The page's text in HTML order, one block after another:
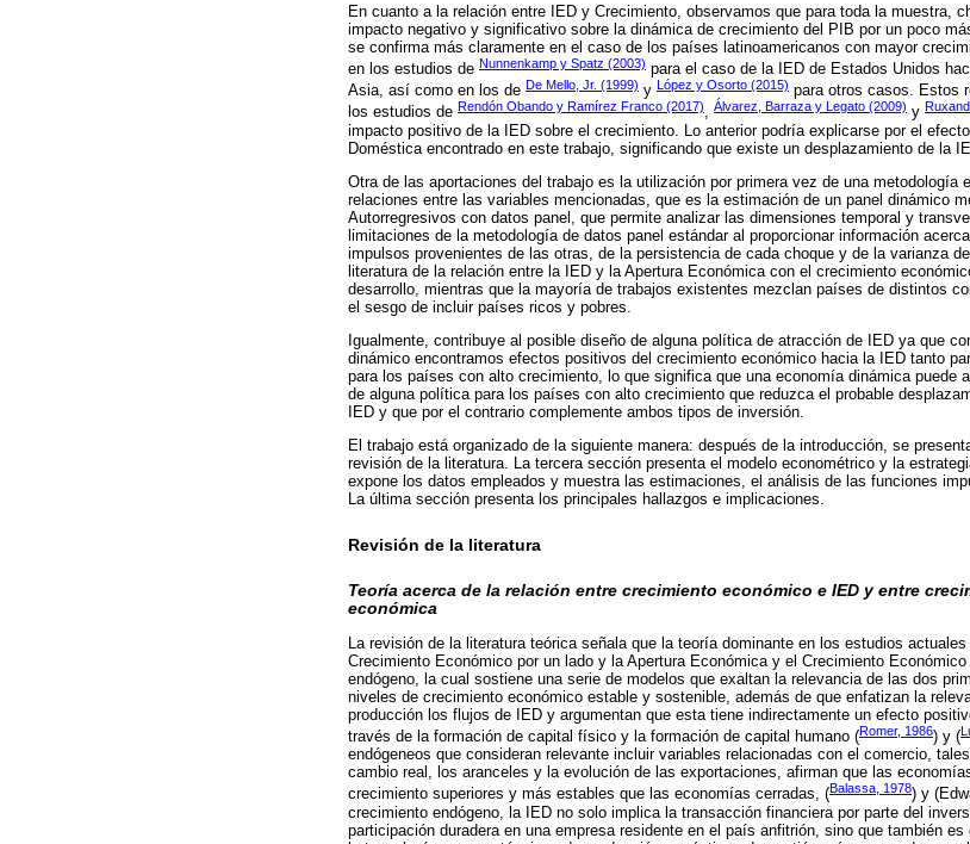
En cuanto a la relación entre IED y Crecimiento, observamos que para toda la muestra,
impacto negativo y significativo sobre la dinámica de crecimiento del PIB por un poco
se confirma más claramente en el caso de los países latinoamericanos con mayor
en los estudios de Nunnenkamp y Spatz (2003) para el caso de la IED de Estados Unidos
Asia, así como en los de De Mello, Jr. (1999) y López y Osorto (2015) para otros casos. Estos
los estudios de Rendón Obando y Ramírez Franco (2017), Álvarez, Barraza y Legato (2009) y
impacto positivo de la IED sobre el crecimiento. Lo anterior podría explicarse por el
Doméstica encontrado en este trabajo, significando que existe un desplazamiento de la
Otra de las aportaciones del trabajo es la utilización por primera vez de una metodología
relaciones entre las variables mencionadas, que es la estimación de un panel dinámico
Autorregresivos con datos panel, que permite analizar las dimensiones temporal y
limitaciones de la metodología de datos panel estándar al proporcionar información
impulsos provenientes de las otras, de la persistencia de cada choque y de la varianza
literatura de la relación entre la IED y la Apertura Económica con el crecimiento
desarrollo, mientras que la mayoría de trabajos existentes mezclan países de distintos
el sesgo de incluir países ricos y pobres.
Igualmente, contribuye al posible diseño de alguna política de atracción de IED ya que
dinámico encontramos efectos positivos del crecimiento económico hacia la IED tanto
para los países con alto crecimiento, lo que significa que una economía dinámica puede
de alguna política para los países con alto crecimiento que reduzca el probable
IED y que por el contrario complemente ambos tipos de inversión.
El trabajo está organizado de la siguiente manera: después de la introducción, se
revisión de la literatura. La tercera sección presenta el modelo econométrico y la
expone los datos empleados y muestra las estimaciones, el análisis de las funciones
La última sección presenta los principales hallazgos e implicaciones.
Revisión de la literatura
Teoría acerca de la relación entre crecimiento económico e IED y entre
económica
La revisión de la literatura teórica señala que la teoría dominante en los estudios
Crecimiento Económico por un lado y la Apertura Económica y el Crecimiento
endógeno, la cual sostiene una serie de modelos que exaltan la relevancia de las dos
niveles de crecimiento económico estable y sostenible, además de que enfatizan la
producción los flujos de IED y argumentan que esta tiene indirectamente un efecto
través de la formación de capital físico y la formación de capital humano (Romer, 1986) y (
endógeneos que consideran relevante incluir variables relacionadas con el comercio,
cambio real, los aranceles y la evolución de las exportaciones, afirman que las
crecimiento superiores y más estables que las economías cerradas, (Balassa, 1978) y
crecimiento endógeno, la IED no solo implica la transacción financiera por parte del
participación duradera en una empresa residente en el país anfitrión, sino que también